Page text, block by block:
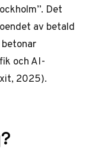
Det
av betald
och AI-
2025).